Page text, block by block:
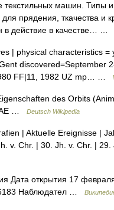
машин. Типы
прядения, ткачества и
в действие в качестве… …
| physical characteristics =
discovered=September
FF|11, 1982 UZ mp… …
des Orbits
AE …
Deutsch Wikipedia
| Aktuelle Ereignisse |
Chr. | 30. Jh. v. Chr. | 29.
Дата открытия 17
Наблюдател …